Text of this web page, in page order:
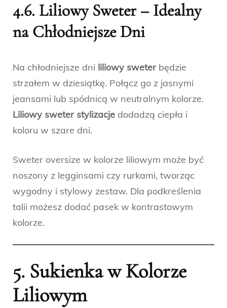
4.6. Liliowy Sweter – Idealny
na Chłodniejsze Dni
Na chłodniejsze dni liliowy sweterbędzie
strzałem w dziesiątkę. Połącz go z jasnymi
jeansami lub spódnicą w neutralnym kolorze.
Liliowy sweter stylizacje dodadzą ciepła i
koloru w szare dni.
Sweter oversize w kolorze liliowym może być
noszony z legginsami czy rurkami, tworząc
wygodny i stylowy zestaw. Dla podkreślenia
talii możesz dodać pasek w kontrastowym
kolorze.
5. Sukienka w Kolorze
Liliowym